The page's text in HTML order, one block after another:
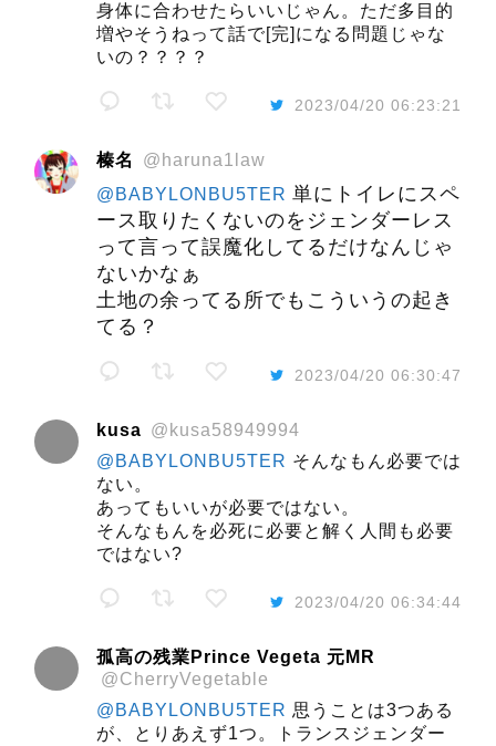
身体に合わせたらいいじゃん。ただ多目的
増やそうねって話で[完]になる問題じゃな
いの？？？？
2023/04/20 06:23:21
榛名
@haruna1law
@BABYLONBU5TER 単にトイレにスペ
ース取りたくないのをジェンダーレス
って言って誤魔化してるだけなんじゃ
ないかなぁ
土地の余ってる所でもこういうの起き
てる？
2023/04/20 06:30:47
kusa @kusa58949994
@BABYLONBU5TER そんなもん必要では
ない。
あってもいいが必要ではない。
そんなもんを必死に必要と解く人間も必要
ではない?
2023/04/20 06:34:44
孤高の残業Prince Vegeta 元MR
@CherryVegetable
@BABYLONBU5TER 思うことは3つある
が、とりあえず1つ。トランスジェンダー